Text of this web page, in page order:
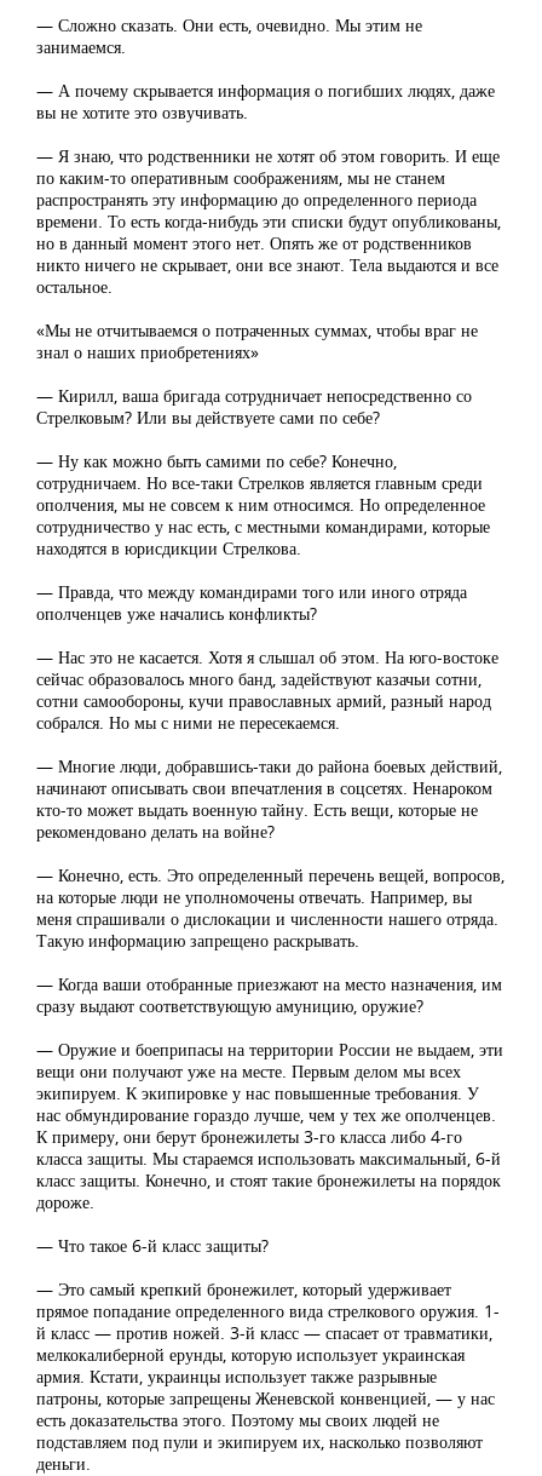
— Сложно сказать. Они есть, очевидно. Мы этим не
занимаемся.
— А почему скрывается информация о погибших людях, даже
вы не хотите это озвучивать.
— Я знаю, что родственники не хотят об этом говорить. И еще
по каким-то оперативным соображениям, мы не станем
распространять эту информацию до определенного периода
времени. То есть когда-нибудь эти списки будут опубликованы,
но в данный момент этого нет. Опять же от родственников
никто ничего не скрывает, они все знают. Тела выдаются и все
остальное.
«Мы не отчитываемся о потраченных суммах, чтобы враг не
знал о наших приобретениях»
— Кирилл, ваша бригада сотрудничает непосредственно со
Стрелковым? Или вы действуете сами по себе?
— Ну как можно быть самими по себе? Конечно,
сотрудничаем. Но все-таки Стрелков является главным среди
ополчения, мы не совсем к ним относимся. Но определенное
сотрудничество у нас есть, с местными командирами, которые
находятся в юрисдикции Стрелкова.
— Правда, что между командирами того или иного отряда
ополченцев уже начались конфликты?
— Нас это не касается. Хотя я слышал об этом. На юго-востоке
сейчас образовалось много банд, задействуют казачьи сотни,
сотни самообороны, кучи православных армий, разный народ
собрался. Но мы с ними не пересекаемся.
— Многие люди, добравшись-таки до района боевых действий,
начинают описывать свои впечатления в соцсетях. Ненароком
кто-то может выдать военную тайну. Есть вещи, которые не
рекомендовано делать на войне?
— Конечно, есть. Это определенный перечень вещей, вопросов,
на которые люди не уполномочены отвечать. Например, вы
меня спрашивали о дислокации и численности нашего отряда.
Такую информацию запрещено раскрывать.
— Когда ваши отобранные приезжают на место назначения, им
сразу выдают соответствующую амуницию, оружие?
— Оружие и боеприпасы на территории России не выдаем, эти
вещи они получают уже на месте. Первым делом мы всех
экипируем. К экипировке у нас повышенные требования. У
нас обмундирование гораздо лучше, чем у тех же ополченцев.
К примеру, они берут бронежилеты 3-го класса либо 4-го
класса защиты. Мы стараемся использовать максимальный, 6-й
класс защиты. Конечно, и стоят такие бронежилеты на порядок
дороже.
— Что такое 6-й класс защиты?
— Это самый крепкий бронежилет, который удерживает
прямое попадание определенного вида стрелкового оружия. 1-
й класс — против ножей. 3-й класс — спасает от травматики,
мелкокалиберной ерунды, которую использует украинская
армия. Кстати, украинцы использует также разрывные
патроны, которые запрещены Женевской конвенцией, — у нас
есть доказательства этого. Поэтому мы своих людей не
подставляем под пули и экипируем их, насколько позволяют
деньги.